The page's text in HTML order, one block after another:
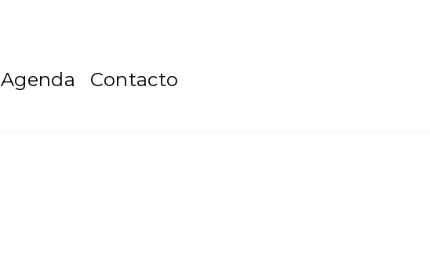
Agenda Contacto